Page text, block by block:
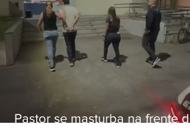
Pastor se masturba na frente de